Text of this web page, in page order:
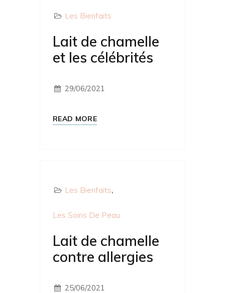
Les Bienfaits
Lait de chamelle
et les célébrités
29/06/2021
READ MORE
Les Bienfaits
Les Soins De Peau
Lait de chamelle
contre allergies
25/06/2021